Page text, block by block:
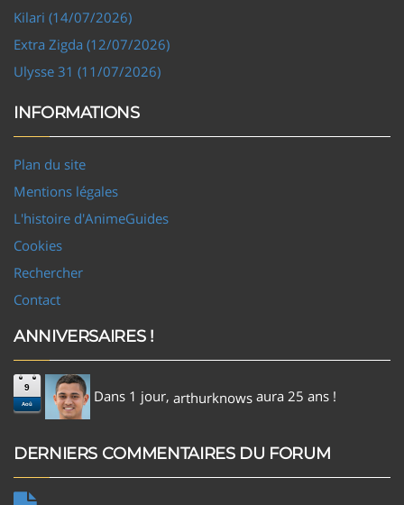
Kilari (14/07/2026)
Extra Zigda (12/07/2026)
Ulysse 31 (11/07/2026)
INFORMATIONS
Plan du site
Mentions légales
L'histoire d'AnimeGuides
Cookies
Rechercher
Contact
ANNIVERSAIRES !
9
Aoû Dans 1 jour, arthurknows aura 25 ans !
DERNIERS COMMENTAIRES DU FORUM